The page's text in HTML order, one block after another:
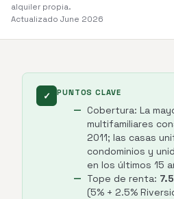
alquiler propia.
Actualizado June 2026
✓ PUNTOS CLAVE
Cobertura: La
multifamiliares
2011; las casas
condominios y
en los últimos 15
Tope de renta:
(5% + 2.5%